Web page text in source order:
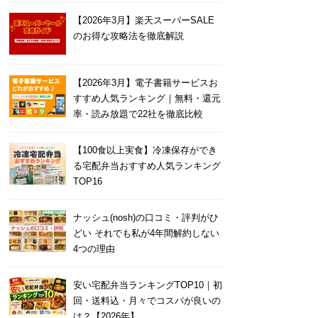
【2026年3月】楽天スーパーSALE
のお得な攻略法を徹底解説
【2026年3月】電子書籍サービスお
すすめ人気ランキング｜無料・還元
率・読み放題で22社を徹底比較
【100食以上実食】冷凍保存ができ
る宅配弁当おすすめ人気ランキング
TOP16
ナッシュ(nosh)の口コミ・評判がひ
どい それでも私が4年間解約しない
4つの理由
安い宅配弁当ランキングTOP10｜初
回・送料込・月々でコスパが良いの